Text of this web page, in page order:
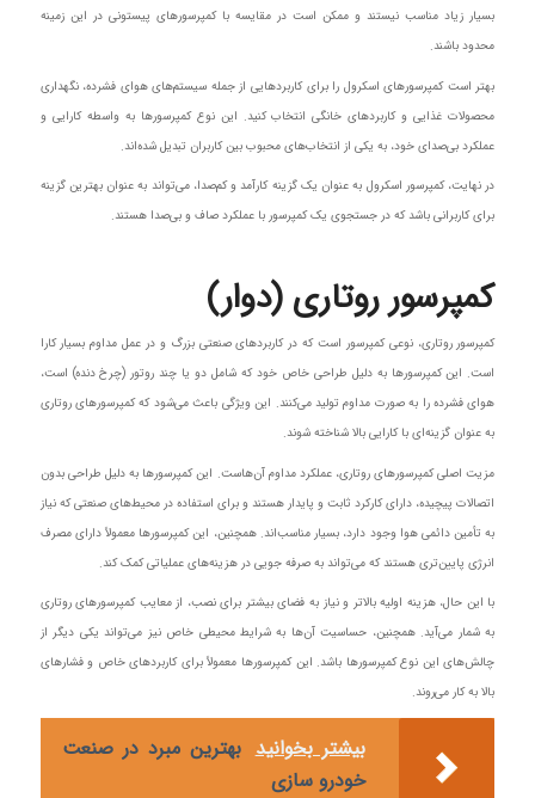
بسیار زیاد مناسب نیستند و ممکن است در مقایسه با کمپرسورهای پیستونی در این زمینه
محدود باشند.
بهتر است کمپرسورهای اسکرول را برای کاربردهایی از جمله سیستم‌های هوای فشرده، نگهداری
محصولات غذایی و کاربردهای خانگی انتخاب کنید. این نوع کمپرسورها به واسطه کارایی و
عملکرد بی‌صدای خود، به یکی از انتخاب‌های محبوب بین کاربران تبدیل شده‌اند.
در نهایت، کمپرسور اسکرول به عنوان یک گزینه کارآمد و کم‌صدا، می‌تواند به عنوان بهترین گزینه
برای کاربرانی باشد که در جستجوی یک کمپرسور با عملکرد صاف و بی‌صدا هستند.
کمپرسور روتاری (دوار)
کمپرسور روتاری، نوعی کمپرسور است که در کاربردهای صنعتی بزرگ و در عمل مداوم بسیار کارا
است. این کمپرسورها به دلیل طراحی خاص خود که شامل دو یا چند روتور (چرخ دنده) است،
هوای فشرده را به صورت مداوم تولید می‌کنند. این ویژگی باعث می‌شود که کمپرسورهای روتاری
به عنوان گزینه‌ای با کارایی بالا شناخته شوند.
مزیت اصلی کمپرسورهای روتاری، عملکرد مداوم آن‌هاست. این کمپرسورها به دلیل طراحی بدون
اتصالات پیچیده، دارای کارکرد ثابت و پایدار هستند و برای استفاده در محیط‌های صنعتی که نیاز
به تأمین دائمی هوا وجود دارد، بسیار مناسب‌اند. همچنین، این کمپرسورها معمولاً دارای مصرف
انرژی پایین‌تری هستند که می‌تواند به صرفه جویی در هزینه‌های عملیاتی کمک کند.
با این حال، هزینه اولیه بالاتر و نیاز به فضای بیشتر برای نصب، از معایب کمپرسورهای روتاری
به شمار می‌آید. همچنین، حساسیت آن‌ها به شرایط محیطی خاص نیز می‌تواند یکی دیگر از
چالش‌های این نوع کمپرسورها باشد. این کمپرسورها معمولاً برای کاربردهای خاص و فشارهای
بالا به کار می‌روند.
بیشتر بخوانید بهترین مبرد در صنعت
خودرو سازی